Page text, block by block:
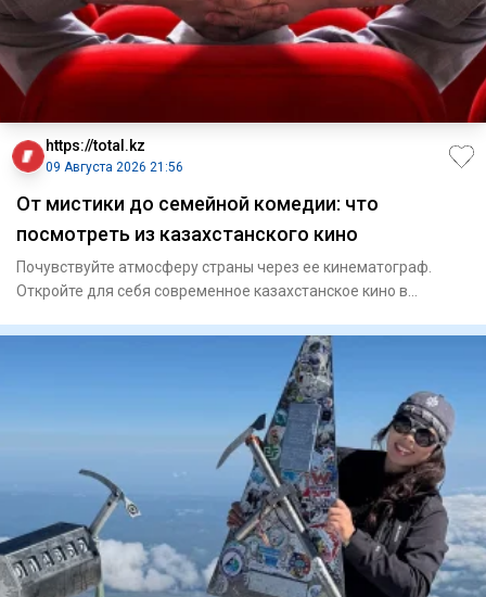
https://total.kz
09 Августа 2026 21:56
От мистики до семейной комедии: что
посмотреть из казахстанского кино
Почувствуйте атмосферу страны через ее кинематограф.
Откройте для себя современное казахстанское кино в